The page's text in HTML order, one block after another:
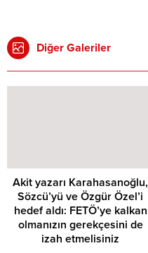
Diğer Galeriler
Akit yazarı Karahasanoğlu,
Sözcü’yü ve Özgür Özel’i
hedef aldı: FETÖ’ye kalkan
olmanızın gerekçesini de
izah etmelisiniz